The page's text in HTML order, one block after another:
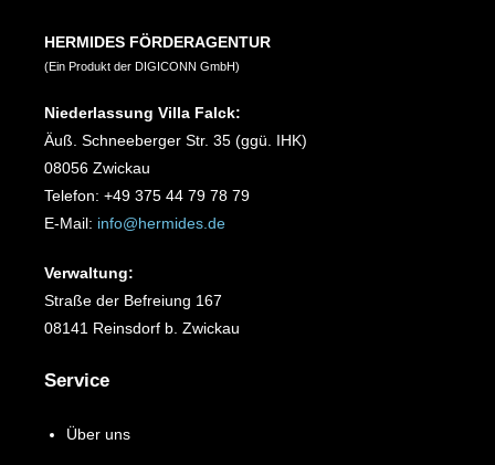
HERMIDES FÖRDERAGENTUR
(Ein Produkt der DIGICONN GmbH)
Niederlassung Villa Falck:
Äuß. Schneeberger Str. 35 (ggü. IHK)
08056 Zwickau
Telefon: +49 375 44 79 78 79
E-Mail: info@hermides.de
Verwaltung:
Straße der Befreiung 167
08141 Reinsdorf b. Zwickau
Service
Über uns